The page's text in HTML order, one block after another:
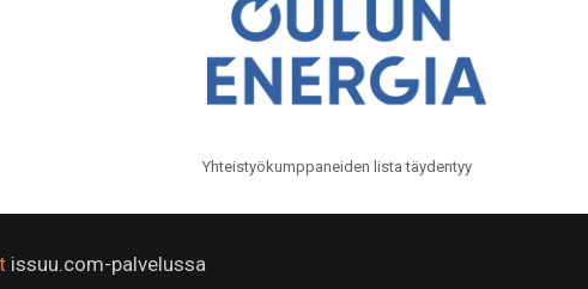
Yhteistyökumppaneiden lista täydentyy
issuu.com-palvelussa